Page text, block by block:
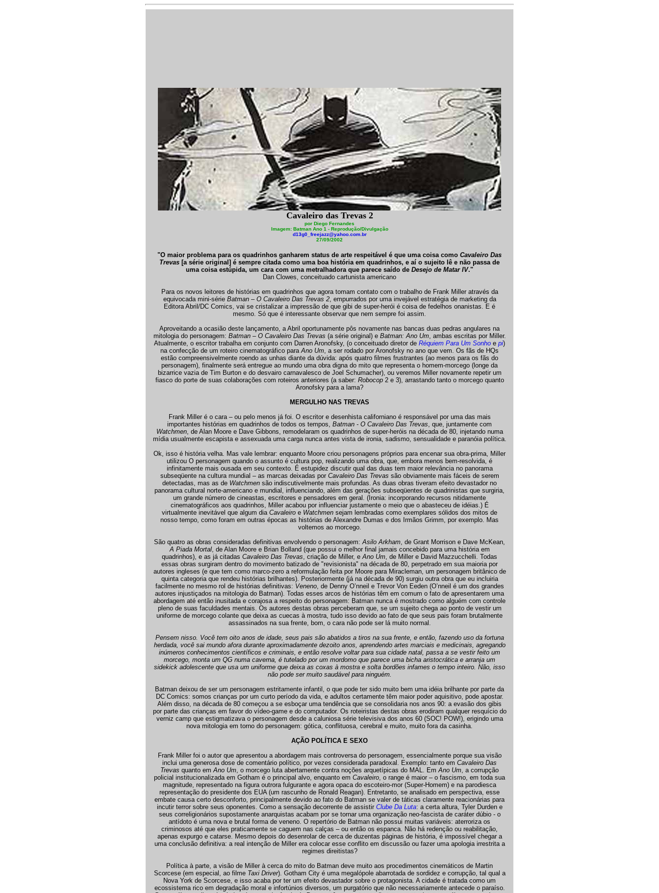
Cavaleiro das Trevas 2
por Diego Fernandes
Imagem: Batman Ano 1 - Reprodução/Divulgação
d13g0_freejazz@yahoo.com.br
27/09/2002
"O maior problema para os quadrinhos ganharem status de arte respeitável é que uma coisa como Cavaleiro Das
Trevas [a série original] é sempre citada como uma boa história em quadrinhos, e aí o sujeito lê e não passa de
uma coisa estúpida, um cara com uma metralhadora que parece saído de Desejo de Matar IV."
Dan Clowes, conceituado cartunista americano
Para os novos leitores de histórias em quadrinhos que agora tomam contato com o trabalho de Frank Miller através da
equivocada mini-série Batman – O Cavaleiro Das Trevas 2, empurrados por uma invejável estratégia de marketing da
Editora Abril/DC Comics, vai se cristalizar a impressão de que gibi de super-herói é coisa de fedelhos onanistas. E é
mesmo. Só que é interessante observar que nem sempre foi assim.
Aproveitando a ocasião deste lançamento, a Abril oportunamente pôs novamente nas bancas duas pedras angulares na
mitologia do personagem: Batman – O Cavaleiro Das Trevas (a série original) e Batman: Ano Um, ambas escritas por Miller.
Atualmente, o escritor trabalha em conjunto com Darren Aronofsky, (o conceituado diretor de Réquiem Para Um Sonho e pi)
na confecção de um roteiro cinematográfico paraAno Um, a ser rodado por Aronofsky no ano que vem. Os fãs de HQs
estão compreensivelmente roendo as unhas diante da dúvida: após quatro filmes frustrantes (ao menos para os fãs do
personagem), finalmente será entregue ao mundo uma obra digna do mito que representa o homem-morcego (longe da
bizarrice vazia de Tim Burton e do desvairo carnavalesco de Joel Schumacher), ou veremos Miller novamente repetir um
fiasco do porte de suas colaborações com roteiros anteriores (a saber: Robocop 2 e 3), arrastando tanto o morcego quanto
Aronofsky para a lama?
MERGULHO NAS TREVAS
Frank Miller é o cara – ou pelo menos já foi. O escritor e desenhista californiano é responsável por uma das mais
importantes histórias em quadrinhos de todos os tempos, Batman - O Cavaleiro Das Trevas, que, juntamente com
Watchmen, de Alan Moore e Dave Gibbons, remodelaram os quadrinhos de super-heróis na década de 80, injetando numa
mídia usualmente escapista e assexuada uma carga nunca antes vista de ironia, sadismo, sensualidade e paranóia política.
Ok, isso é história velha. Mas vale lembrar: enquanto Moore criou personagens próprios para encenar sua obra-prima, Miller
utilizou O personagem quando o assunto é cultura pop, realizando uma obra, que, embora menos bem-resolvida, é
infinitamente mais ousada em seu contexto. É estupidez discutir qual das duas tem maior relevância no panorama
subseqüente na cultura mundial – as marcas deixadas por Cavaleiro Das Trevas são obviamente mais fáceis de serem
detectadas, mas as de Watchmen são indiscutivelmente mais profundas. As duas obras tiveram efeito devastador no
panorama cultural norte-americano e mundial, influenciando, além das gerações subseqüentes de quadrinistas que surgiria,
um grande número de cineastas, escritores e pensadores em geral. (Ironia: incorporando recursos nitidamente
cinematográficos aos quadrinhos, Miller acabou por influenciar justamente o meio que o abasteceu de idéias.) É
virtualmente inevitável que algum dia Cavaleiro e Watchmen sejam lembradas como exemplares sólidos dos mitos de
nosso tempo, como foram em outras épocas as histórias de Alexandre Dumas e dos Irmãos Grimm, por exemplo. Mas
voltemos ao morcego.
São quatro as obras consideradas definitivas envolvendo o personagem:Asilo Arkham, de Grant Morrison e Dave McKean,
A Piada Mortal, de Alan Moore e Brian Bolland (que possui o melhor final jamais concebido para uma história em
quadrinhos), e as já citadas Cavaleiro Das Trevas, criação de Miller, eAno Um, de Miller e David Mazzucchelli. Todas
essas obras surgiram dentro do movimento batizado de "revisionista" na década de 80, perpetrado em sua maioria por
autores ingleses (e que tem como marco-zero a reformulação feita por Moore para Miracleman, um personagem britânico de
quinta categoria que rendeu histórias brilhantes). Posteriormente (já na década de 90) surgiu outra obra que eu incluiria
facilmente no mesmo rol de histórias definitivas: Veneno, de Denny O’nneil e Trevor Von Eeden (O’nneil é um dos grandes
autores injustiçados na mitologia do Batman). Todas esses arcos de histórias têm em comum o fato de apresentarem uma
abordagem até então inusitada e corajosa a respeito do personagem: Batman nunca é mostrado como alguém com controle
pleno de suas faculdades mentais. Os autores destas obras perceberam que, se um sujeito chega ao ponto de vestir um
uniforme de morcego colante que deixa as cuecas à mostra, tudo isso devido ao fato de que seus pais foram brutalmente
assassinados na sua frente, bom, o cara não pode ser lá muito normal.
Pensem nisso. Você tem oito anos de idade, seus pais são abatidos a tiros na sua frente, e então, fazendo uso da fortuna
herdada, você sai mundo afora durante aproximadamente dezoito anos, aprendendo artes marciais e medicinais, agregando
inúmeros conhecimentos científicos e criminais, e então resolve voltar para sua cidade natal, passa a se vestir feito um
morcego, monta um QG numa caverna, é tutelado por um mordomo que parece uma bicha aristocrática e arranja um
sidekick adolescente que usa um uniforme que deixa as coxas à mostra e solta bordões infames o tempo inteiro. Não, isso
não pode ser muito saudável para ninguém.
Batman deixou de ser um personagem estritamente infantil, o que pode ter sido muito bem uma idéia brilhante por parte da
DC Comics: somos crianças por um curto período da vida, e adultos certamente têm maior poder aquisitivo, pode apostar.
Além disso, na década de 80 começou a se esboçar uma tendência que se consolidaria nos anos 90: a evasão dos gibis
por parte das crianças em favor do vídeo-game e do computador. Os roteiristas destas obras erodiram qualquer resquício do
verniz camp que estigmatizava o personagem desde a caluniosa série televisiva dos anos 60 (SOC! POW!), erigindo uma
nova mitologia em torno do personagem: gótica, conflituosa, cerebral e muito, muito fora da casinha.
AÇÃO POLÍTICA E SEXO
Frank Miller foi o autor que apresentou a abordagem mais controversa do personagem, essencialmente porque sua visão
inclui uma generosa dose de comentário político, por vezes considerada paradoxal. Exemplo: tanto em Cavaleiro Das
Trevas quanto emAno Um, o morcego luta abertamente contra noções arquetípicas do MAL. EmAno Um, a corrupção
policial institucionalizada em Gotham é o principal alvo, enquanto em Cavaleiro, o range é maior – o fascismo, em toda sua
magnitude, representado na figura outrora fulgurante e agora opaca do escoteiro-mor (Super-Homem) e na parodiesca
representação do presidente dos EUA (um rascunho de Ronald Reagan). Entretanto, se analisado em perspectiva, esse
embate causa certo desconforto, principalmente devido ao fato do Batman se valer de táticas claramente reacionárias para
incutir terror sobre seus oponentes. Como a sensação decorrente de assistir Clube Da Luta: a certa altura, Tyler Durden e
seus correligionários supostamente anarquistas acabam por se tornar uma organização neo-fascista de caráter dúbio - o
antídoto é uma nova e brutal forma de veneno. O repertório de Batman não possui muitas variáveis: aterroriza os
criminosos até que eles praticamente se caguem nas calças – ou então os espanca. Não há redenção ou reabilitação,
apenas expurgo e catarse. Mesmo depois do desenrolar de cerca de duzentas páginas de história, é impossível chegar a
uma conclusão definitiva: a real intenção de Miller era colocar esse conflito em discussão ou fazer uma apologia irrestrita a
regimes direitistas?
Política à parte, a visão de Miller à cerca do mito do Batman deve muito aos procedimentos cinemáticos de Martin
Scorcese (em especial, ao filme Taxi Driver). Gotham City é uma megalópole abarrotada de sordidez e corrupção, tal qual a
Nova York de Scorcese, e isso acaba por ter um efeito devastador sobre o protagonista. A cidade é tratada como um
ecossistema rico em degradação moral e infortúnios diversos, um purgatório que não necessariamente antecede o paraíso.